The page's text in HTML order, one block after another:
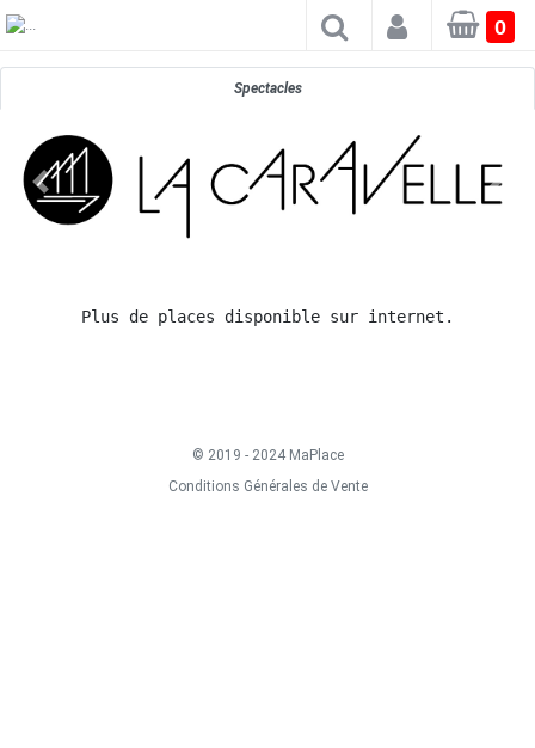
×0
Spectacles
Plus de places disponible sur internet.
© 2019 - 2024 MaPlace
Conditions Générales de Vente